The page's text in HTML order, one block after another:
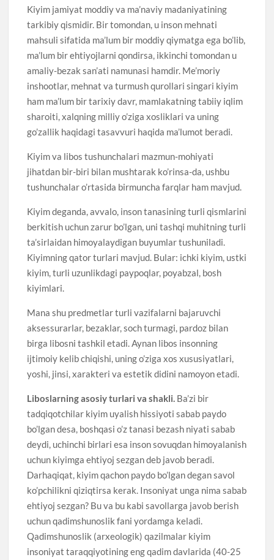
Kiyim jamiyat moddiy va ma’naviy madaniyatining
tarkibiy qismidir. Bir tomondan, u inson mehnati
mahsuli sifatida ma’lum bir moddiy qiymatga ega bo’lib,
ma’lum bir ehtiyojlarni qondirsa, ikkinchi tomondan u
amaliy-bezak san’ati namunasi hamdir. Me’moriy
inshootlar, mehnat va turmush qurollari singari kiyim
ham ma’lum bir tarixiy davr, mamlakatning tabiiy iqlim
sharoiti, xalqning milliy o’ziga xosliklari va uning
go’zallik haqidagi tasavvuri haqida ma’lumot beradi.
Kiyim va libos tushunchalari mazmun-mohiyati
jihatdan bir-biri bilan mushtarak ko’rinsa-da, ushbu
tushunchalar o’rtasida birmuncha farqlar ham mavjud.
Kiyim deganda, avvalo, inson tanasining turli qismlarini
berkitish uchun zarur bo’lgan, uni tashqi muhitning turli
ta’sirlaidan himoyalaydigan buyumlar tushuniladi.
Kiyimning qator turlari mavjud. Bular: ichki kiyim, ustki
kiyim, turli uzunlikdagi paypoqlar, poyabzal, bosh
kiyimlari.
Mana shu predmetlar turli vazifalarni bajaruvchi
aksessurarlar, bezaklar, soch turmagi, pardoz bilan
birga libosni tashkil etadi. Aynan libos insonning
ijtimoiy kelib chiqishi, uning o’ziga xos xususiyatlari,
yoshi, jinsi, xarakteri va estetik didini namoyon etadi.
Liboslarning asosiy turlari va shakli. Ba’zi bir
tadqiqotchilar kiyim uyalish hissiyoti sabab paydo
bo’lgan desa, boshqasi o’z tanasi bezash niyati sabab
deydi, uchinchi birlari esa inson sovuqdan himoyalanish
uchun kiyimga ehtiyoj sezgan deb javob beradi.
Darhaqiqat, kiyim qachon paydo bo’lgan degan savol
ko’pchilikni qiziqtirsa kerak. Insoniyat unga nima sabab
ehtiyoj sezgan? Bu va bu kabi savollarga javob berish
uchun qadimshunoslik fani yordamga keladi.
Qadimshunoslik (arxeologik) qazilmalar kiyim
insoniyat taraqqiyotining eng qadim davlarida (40-25